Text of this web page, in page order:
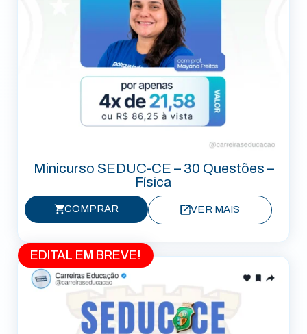
Minicurso SEDUC-CE – 30 Questões –
Física
COMPRAR VER MAIS
EDITAL EM BREVE!